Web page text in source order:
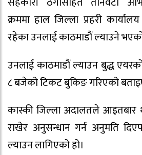
क्रममा हाल जिल्ला प्रहरी
रहेका उनलाई काठमाडौं ल्याउने
उनलाई काठमाडौं ल्याउन बुद्ध
८ बजेको टिकट बुकिङ गरिएको
कास्की जिल्ला अदालतले आइतबार
राखेर अनुसन्धान गर्न अनुमति
ल्याउन लागिएको हो।